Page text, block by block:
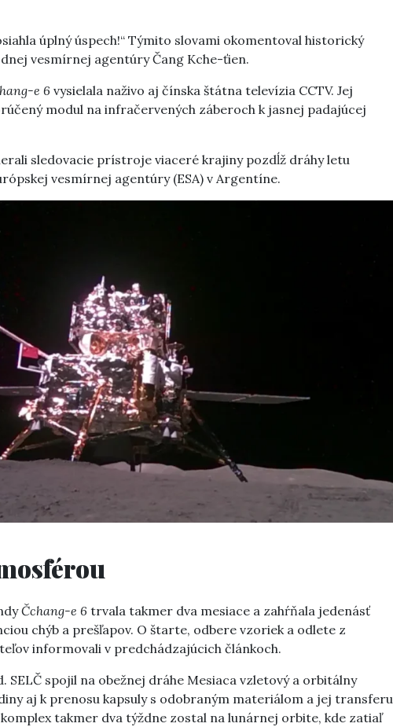
úplný úspech!“ Týmito slovami okomentoval historický
vesmírnej agentúry Čang Kche-ťien.
e 6 vysielala naživo aj čínska štátna televízia CCTV. Jej
modul na infračervených záberoch k jasnej padajúcej
sledovacie prístroje viaceré krajiny pozdĺž dráhy letu
vesmírnej agentúry (ESA) v Argentíne.
Čchang-e 6 trvala takmer dva mesiace a zahŕňala jedenásť
chýb a prešľapov. O štarte, odbere vzoriek a odlete z
informovali v predchádzajúcich článkoch.
SELČ spojil na obežnej dráhe Mesiaca vzletový a orbitálny
aj k prenosu kapsuly s odobraným materiálom a jej transferu
takmer dva týždne zostal na lunárnej orbite, kde zatiaľ